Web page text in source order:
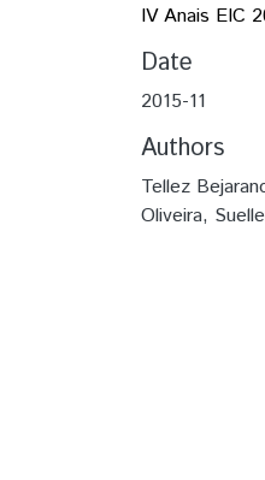
IV Anais EIC
Date
2015-11
Authors
Tellez
Oliveira,